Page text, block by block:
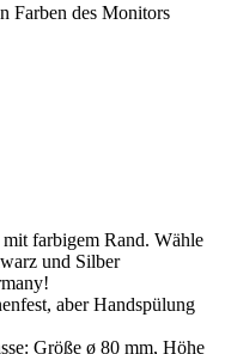
Farben des Monitors
mit farbigem Rand. Wähle
und Silber
aber Handspülung
Größe ø 80 mm, Höhe